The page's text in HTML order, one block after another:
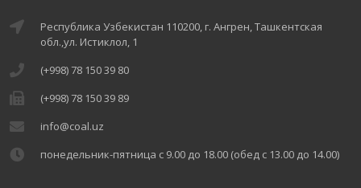
Республика Узбекистан 110200, г. Ангрен, Ташкентская
обл.,ул. Истиклол, 1
(+998) 78 150 39 80
(+998) 78 150 39 89
info@coal.uz
понедельник-пятница с 9.00 до 18.00 (обед с 13.00 до 14.00)